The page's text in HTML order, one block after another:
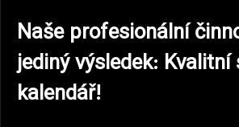
Naše profesionální
jediný výsledek:
kalendář!